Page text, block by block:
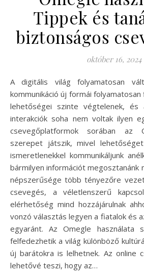
Tippek és
biztonságos
október 16, 2024
A digitális világ folyamatosan változik, és az online
kommunikáció új formái
lehetőségei szinte végtelenek, és
interakciók soha nem voltak ilyen
csevegőplatformok sorában az
szerepet játszik, mivel
ismeretlenekkel kommunikáljunk
bármilyen információt megosztanánk
népszerűsége több tényezőre
csevegés, a véletlenszerű
elérhetőség mind hozzájárulnak
vonzó választás legyen a fiatalok és
egyaránt. Az Omegle használata
felfedezhetik a világ különböző
új barátokra is lelhetnek. Az online
lehetővé teszi, hogy az…